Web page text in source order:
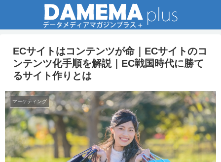
ECサイトはコンテンツが命｜ECサイトのコ
ンテンツ化手順を解説｜EC戦国時代に勝て
るサイト作りとは
マーケティング